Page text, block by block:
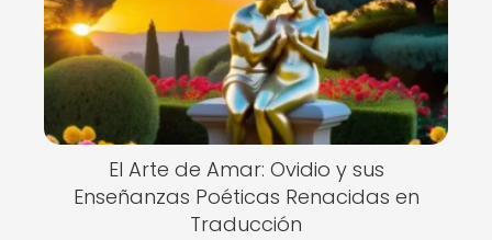
El Arte de Amar: Ovidio y sus
Enseñanzas Poéticas Renacidas en
Traducción